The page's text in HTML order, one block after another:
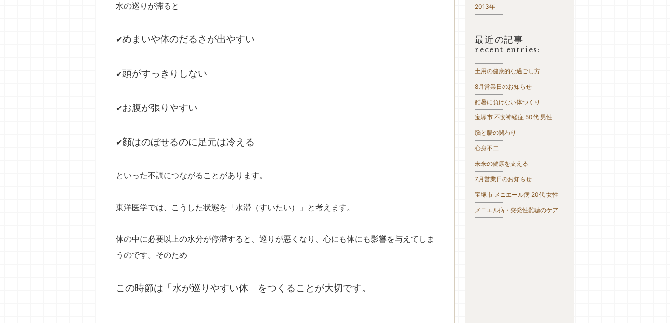
水の巡りが滞ると
✔めまいや体のだるさが出やすい
✔頭がすっきりしない
✔お腹が張りやすい
✔顔はのぼせるのに足元は冷える
といった不調につながることがあります。
東洋医学では、こうした状態を「水滞（すいたい）」と考えます。
体の中に必要以上の水分が停滞すると、巡りが悪くなり、心にも体にも影響を与えてしま
うのです。そのため
この時節は「水が巡りやすい体」をつくることが大切です。
2013年
最近の記事
recent entries:
土用の健康的な過ごし方
8月営業日のお知らせ
酷暑に負けない体つくり
宝塚市 不安神経症 50代 男性
脳と腸の関わり
心身不二
未来の健康を支える
7月営業日のお知らせ
宝塚市 メニエール病 20代 女性
メニエル病・突発性難聴のケア